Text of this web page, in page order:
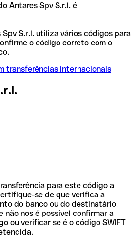
Antares Spv S.r.l. é
S.r.l. utiliza vários códigos para
o código correto com o
transferências internacionais
para este código a
se de que verifica a
do banco ou do destinatário.
não nos é possível confirmar a
ou verificar se é o código SWIFT